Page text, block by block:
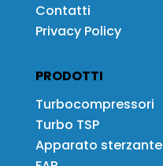
Contatti
Privacy Policy
PRODOTTI
Turbocompressori
Turbo TSP
Apparato sterzante